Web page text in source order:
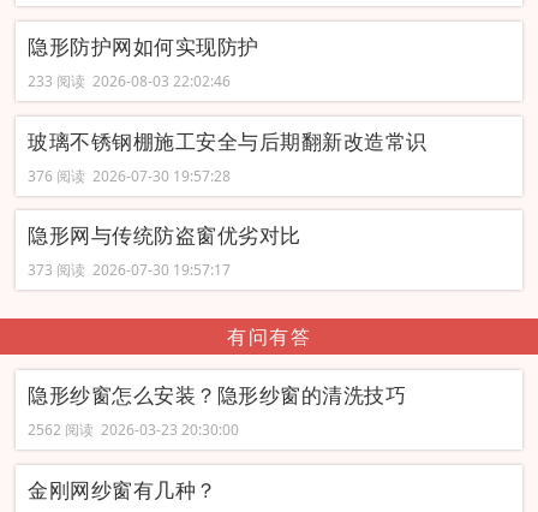
隐形防护网如何实现防护
233 阅读 2026-08-03 22:02:46
玻璃不锈钢棚施工安全与后期翻新改造常识
376 阅读 2026-07-30 19:57:28
隐形网与传统防盗窗优劣对比
373 阅读 2026-07-30 19:57:17
有问有答
隐形纱窗怎么安装？隐形纱窗的清洗技巧
2562 阅读 2026-03-23 20:30:00
金刚网纱窗有几种？